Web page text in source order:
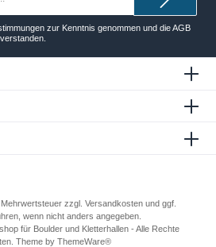
zur Kenntnis genommen und dieAGB
zzgl. Versandkosten und ggf.
wenn nicht anders angegeben.
für Boulder und Kletterhallen - Alle Rechte
Theme by ThemeWare®